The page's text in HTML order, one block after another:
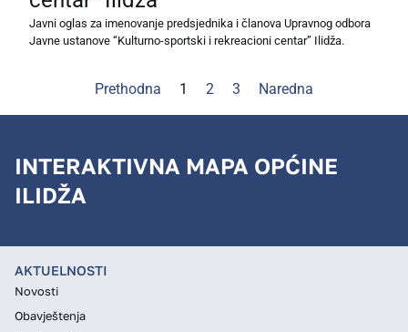
Javni oglas za imenovanje predsjednika i članova Upravnog odbora
Javne ustanove “Kulturno-sportski i rekreacioni centar” Ilidža.
Prethodna 1 2 3 Naredna
INTERAKTIVNA MAPA OPĆINE
ILIDŽA
AKTUELNOSTI
Novosti
Obavještenja